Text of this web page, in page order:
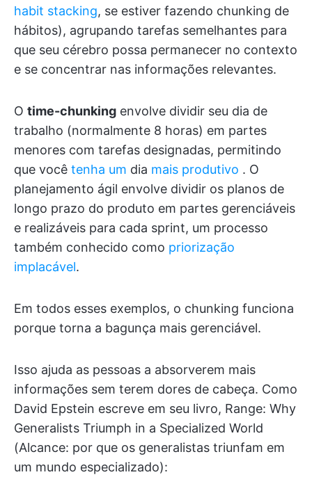
habit stacking, se estiver fazendo chunking de
hábitos), agrupando tarefas semelhantes para
que seu cérebro possa permanecer no contexto
e se concentrar nas informações relevantes.
O time-chunking envolve dividir seu dia de
trabalho (normalmente 8 horas) em partes
menores com tarefas designadas, permitindo
que você tenha um dia mais produtivo . O
planejamento ágil envolve dividir os planos de
longo prazo do produto em partes gerenciáveis
e realizáveis para cada sprint, um processo
também conhecido como priorização
implacável.
Em todos esses exemplos, o chunking funciona
porque torna a bagunça mais gerenciável.
Isso ajuda as pessoas a absorverem mais
informações sem terem dores de cabeça. Como
David Epstein escreve em seu livro, Range: Why
Generalists Triumph in a Specialized World
(Alcance: por que os generalistas triunfam em
um mundo especializado):